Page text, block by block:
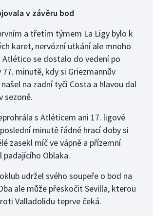
v závěru bod
a třetím týmem La Ligy bylo k
karet, nervózní utkání ale mnoho
Atlético se dostalo do vedení po
minutě, kdy si Griezmannův
na zadní tyči Costa a hlavou dal
sezoně.
s Atléticem ani 17. ligové
minutě řádné hrací doby si
zasekl míč ve vápně a přízemní
Oblaka.
udržel svého soupeře o bod na
ale může přeskočit Sevilla, kterou
Valladolidu teprve čeká.